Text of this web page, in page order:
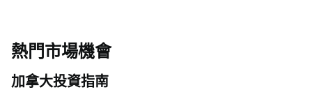
熱門市場機會
加拿大投資指南